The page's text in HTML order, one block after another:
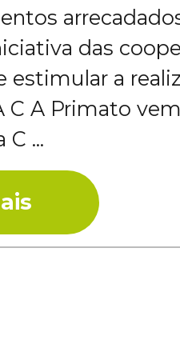
das
estimular a
C A Primato
C ...